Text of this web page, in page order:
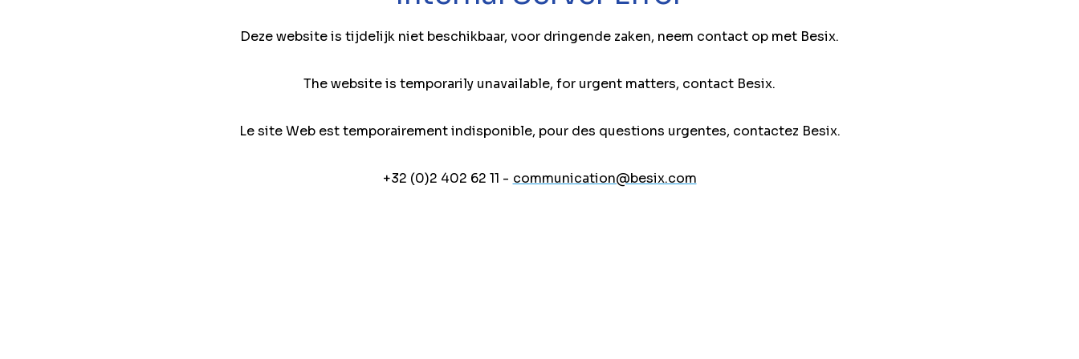
Deze website is tijdelijk niet beschikbaar, voor dringende zaken, neem contact op met Besix.
The website is temporarily unavailable, for urgent matters, contact Besix.
Le site Web est temporairement indisponible, pour des questions urgentes, contactez Besix.
+32 (0)2 402 62 11 - communication@besix.com